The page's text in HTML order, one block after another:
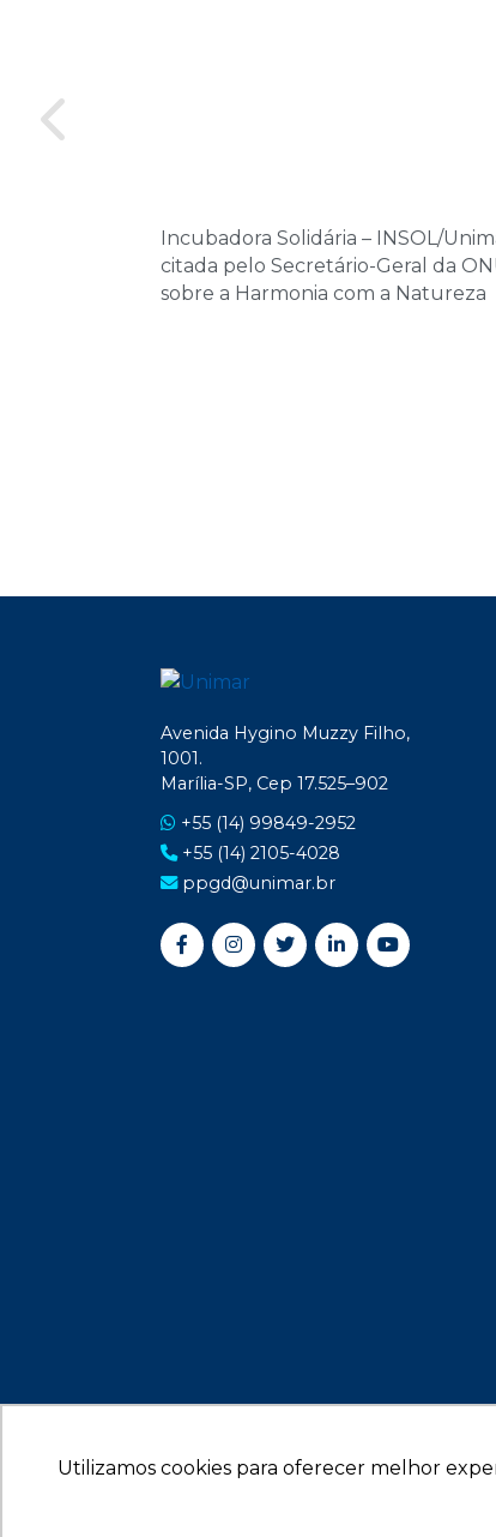
Utilizamos cookies para oferecer melhor
Incubadora Solidária – INSOL/
citada pelo Secretário-Geral da
sobre a Harmonia com a Natureza
Avenida Hygino Muzzy Filho,
1001.
Marília-SP, Cep 17.525–902
+55 (14) 99849-2952
+55 (14) 2105-4028
ppgd@unimar.br